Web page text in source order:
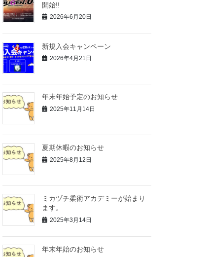
開始!!
2026年6月20日
新規入会キャンペーン
2026年4月21日
年末年始予定のお知らせ
2025年11月14日
夏期休暇のお知らせ
2025年8月12日
ミカヅチ柔術アカデミーが始まり
ます。
2025年3月14日
年末年始のお知らせ